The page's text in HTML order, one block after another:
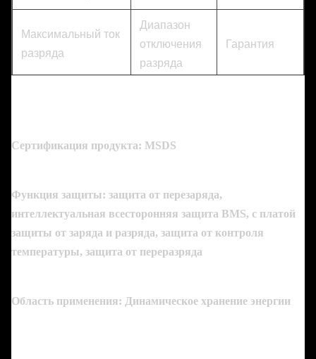
Максимальный ток
разряда
Диапазон
отключения
разряда
Гарантия
Сертификация продукта: MSDS
Функция защиты: защита от перезаряда,
интеллектуальная всесторонняя защита BMS, с платой
защиты от заряда и разряда, защита от контроля
температуры, защита от переразряда
Область применения: Динамическое хранение энергии